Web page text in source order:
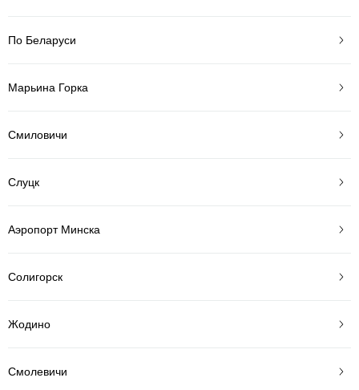
По Беларуси
Марьина Горка
Смиловичи
Слуцк
Аэропорт Минска
Солигорск
Жодино
Смолевичи